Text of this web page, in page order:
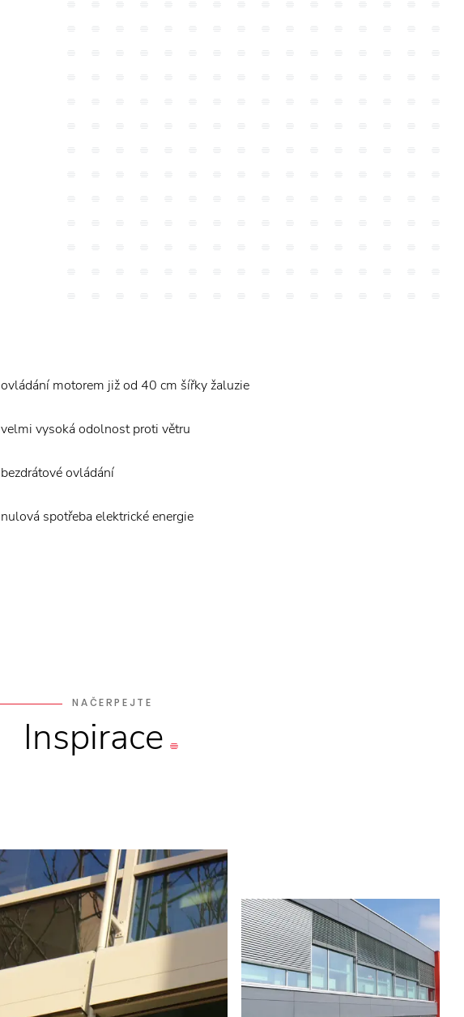
ovládání motorem již od 40 cm šířky žaluzie
velmi vysoká odolnost proti větru
bezdrátové ovládání
nulová spotřeba elektrické energie
NAČERPEJTE
Inspirace